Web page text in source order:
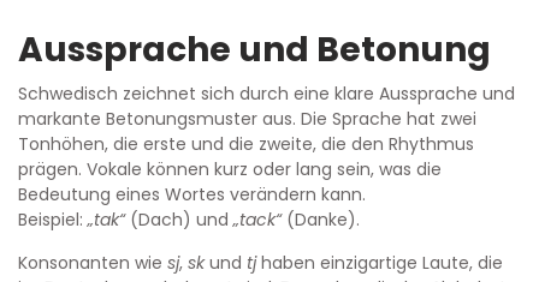
Aussprache und Betonung
Schwedisch zeichnet sich durch eine klare Aussprache und
markante Betonungsmuster aus. Die Sprache hat zwei
Tonhöhen, die erste und die zweite, die den Rhythmus
prägen. Vokale können kurz oder lang sein, was die
Bedeutung eines Wortes verändern kann.
Beispiel:„tak“(Dach) und„tack“(Danke).
Konsonanten wie sj, skund tjhaben einzigartige Laute, die